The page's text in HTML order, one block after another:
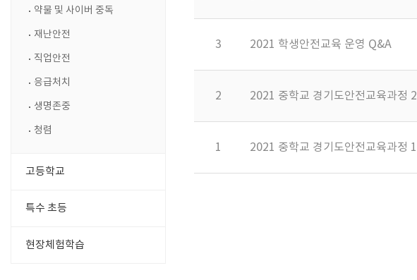
약물 및 사이버 중독
재난안전
직업안전
응급처치
생명존중
청렴
고등학교
특수 초등
현장체험학습
3 2021 학생안전교육 운영 Q&A
2 2021 중학교 경기도안전교육과정 2
1 2021 중학교 경기도안전교육과정 1